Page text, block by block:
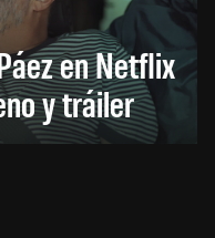
en Netflix
y tráiler